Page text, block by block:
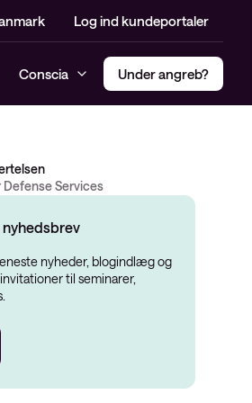
Log ind kundeportaler
and
Edge –
(SDA)
Conscia Under angreb?
Services
nyheder, blogindlæg og
til seminarer,